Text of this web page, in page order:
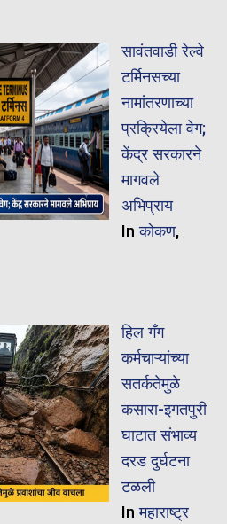
सावंतवाडी रेल्वे
टर्मिनसच्या
नामांतरणाच्या
प्रक्रियेला वेग;
केंद्र सरकारने
मागवले
अभिप्राय
Inकोकण,
हिल गँग
कर्मचाऱ्यांच्या
सतर्कतेमुळे
कसारा-इगतपुरी
घाटात संभाव्य
दरड दुर्घटना
टळली
Inमहाराष्ट्र